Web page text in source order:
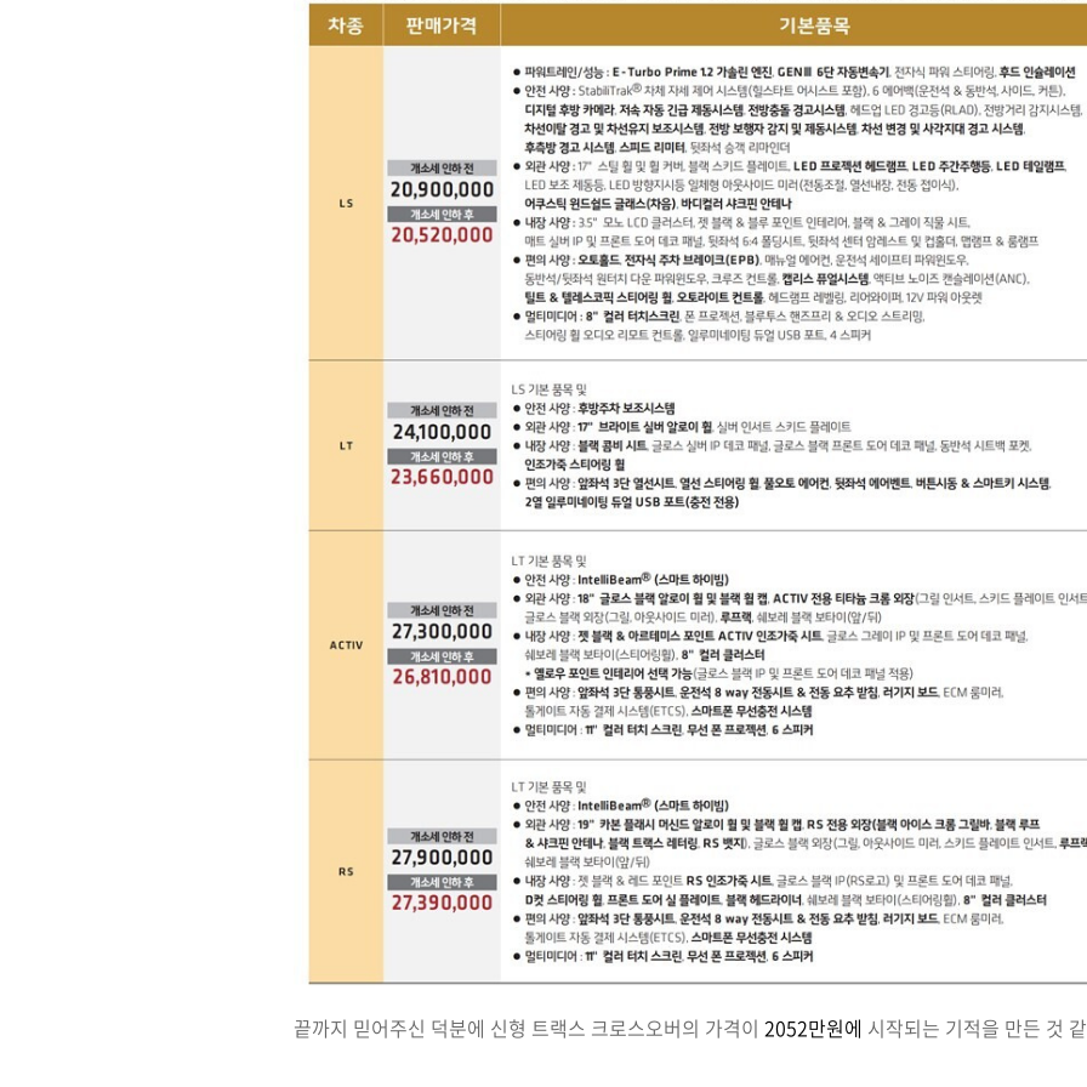
끝까지 믿어주신 덕분에 신형 트랙스 크로스오버의 가격이 2052만원에 시작되는 기적을 만든 것